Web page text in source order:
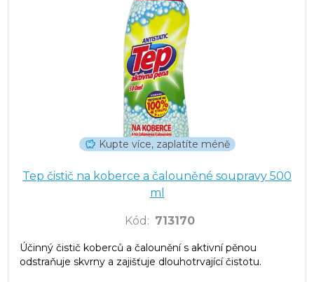
Kupte více, zaplatíte méně
Tep čistič na koberce a čalouněné soupravy 500
ml
Kód : 713170
Účinný čistič koberců a čalounění s aktivní pěnou
odstraňuje skvrny a zajišťuje dlouhotrvající čistotu.